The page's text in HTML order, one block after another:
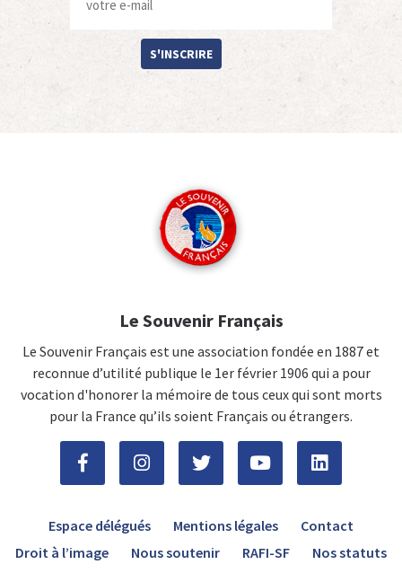
S'INSCRIRE
Le Souvenir Français
Le Souvenir Français est une association fondée en 1887 et
reconnue d’utilité publique le 1er février 1906 qui a pour
vocation d'honorer la mémoire de tous ceux qui sont morts
pour la France qu’ils soient Français ou étrangers.
Espace délégués Mentions légales
Contact
Droit à l’image
Nous soutenir RAFI-SF Nos statuts